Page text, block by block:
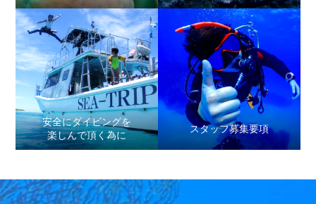
安全にダイビングを
楽しんで頂く為に
スタッフ募集要項